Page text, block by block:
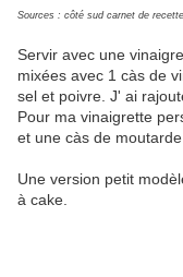
Sources : côté sud carnet de
Servir avec une
mixées avec 1 càs de
sel et poivre. J' ai
Pour ma vinaigrette
et une càs de moutarde
Une version petit
à cake.